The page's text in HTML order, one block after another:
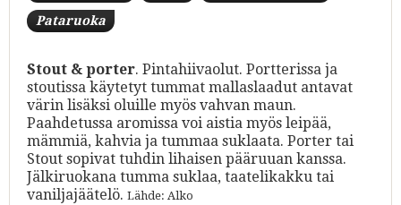
Pataruoka
Stout & porter. Pintahiivaolut. Portterissa ja
stoutissa käytetyt tummat mallaslaadut antavat
värin lisäksi oluille myös vahvan maun.
Paahdetussa aromissa voi aistia myös leipää,
mämmiä, kahvia ja tummaa suklaata. Porter tai
Stout sopivat tuhdin lihaisen pääruuan kanssa.
Jälkiruokana tumma suklaa, taatelikakku tai
vaniljajäätelö. Lähde: Alko